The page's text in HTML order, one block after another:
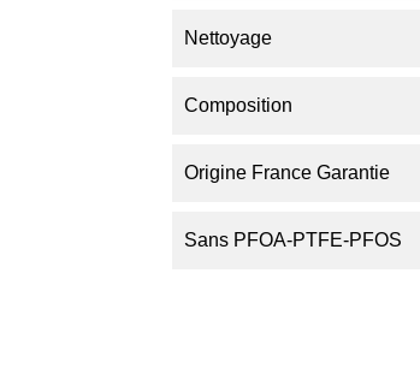
Nettoyage
Composition
Origine France Garantie
Sans PFOA-PTFE-PFOS